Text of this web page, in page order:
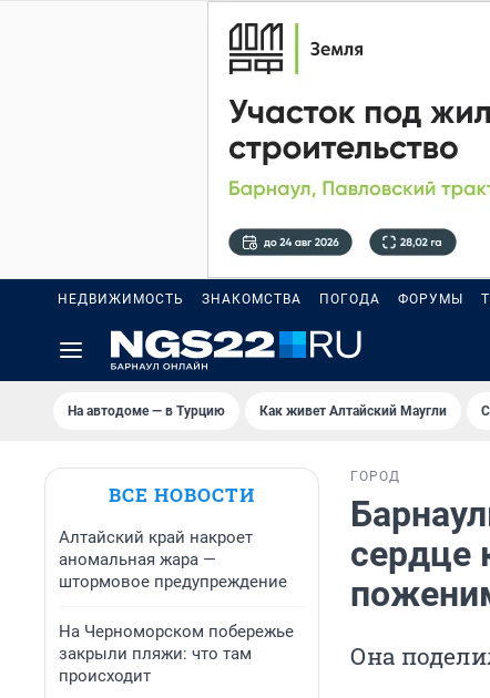
НЕДВИЖИМОСТЬ ЗНАКОМСТВА ПОГОДА ФОРУМЫ
На автодоме — в Турцию Как живет Алтайский Маугли
ВСЕ НОВОСТИ
Алтайский край накроет
аномальная жара —
штормовое предупреждение
На Черноморском побережье
закрыли пляжи: что там
происходит
ГОРОД
сердце
Она